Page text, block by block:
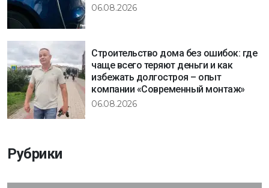
06.08.2026
Строительство дома без ошибок: где
чаще всего теряют деньги и как
избежать долгостроя – опыт
компании «Современный монтаж»
06.08.2026
Рубрики